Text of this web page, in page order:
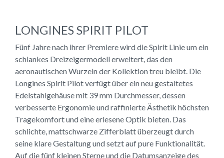
LONGINES SPIRIT PILOT
Fünf Jahre nach ihrer Premiere wird die Spirit Linie um ein
schlankes Dreizeigermodell erweitert, das den
aeronautischen Wurzeln der Kollektion treu bleibt. Die
Longines Spirit Pilot verfügt über ein neu gestaltetes
Edelstahlgehäuse mit 39 mm Durchmesser, dessen
verbesserte Ergonomie und raffinierte Ästhetik höchsten
Tragekomfort und eine erlesene Optik bieten. Das
schlichte, mattschwarze Zifferblatt überzeugt durch
seine klare Gestaltung und setzt auf pure Funktionalität.
Auf die fünf kleinen Sterne und die Datumsanzeige des